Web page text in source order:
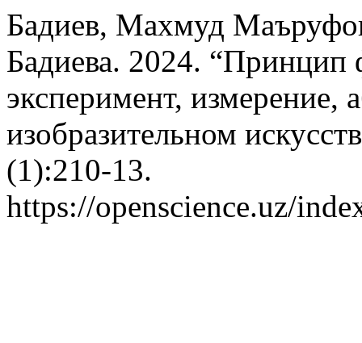
Бадиев, Махмуд
Бадиева. 2024. “Принцип
эксперимент, измерение,
изобразительном
(1):210-13.
https://openscience.uz/